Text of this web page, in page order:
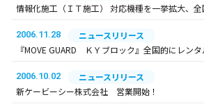
情報化施工（ＩＴ施工） 対応機種を一挙拡大、全
2006.11.28
ニュースリリース
『MOVE GUARD ＫＹブロック』全国的にレンタ
2006.10.02
ニュースリリース
新ケービーシー株式会社 営業開始！